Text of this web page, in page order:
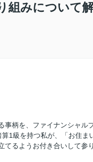
組みについて
事柄を、ファイナンシャル
1級を持つ私が、「お住ま
てるようお付き合いして参